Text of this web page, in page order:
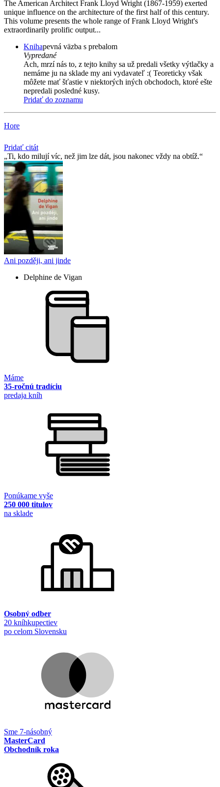
The American Architect Frank Lloyd Wright (1867-1959) exerted
unique influence on the architecture of the first half of this century.
This volume presents the whole range of Frank Lloyd Wright's
extraordinarily prolific output...
Knihapevná väzba s prebalom
Vypredané
Ach, mrzí nás to, z tejto knihy sa už predali všetky výtlačky a
nemáme ju na sklade my ani vydavateľ :( Teoreticky však
môžete mať šťastie v niektorých iných obchodoch, ktoré ešte
nepredali posledné kusy.
Pridať do zoznamu
Hore
Pridať citát
Ti, kdo milují víc, než jim lze dát, jsou nakonec vždy na obtíž.
Ani později, ani jinde
Delphine de Vigan
Máme
35-ročnú tradíciu
predaja kníh
Ponúkame vyše
250 000 titulov
na sklade
Osobný odber
20 kníhkupectiev
po celom Slovensku
Sme 7-násobný
MasterCard
Obchodník roka